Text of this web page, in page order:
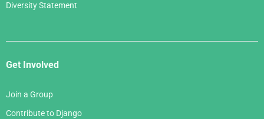
Diversity Statement
Get Involved
Join a Group
Contribute to Django